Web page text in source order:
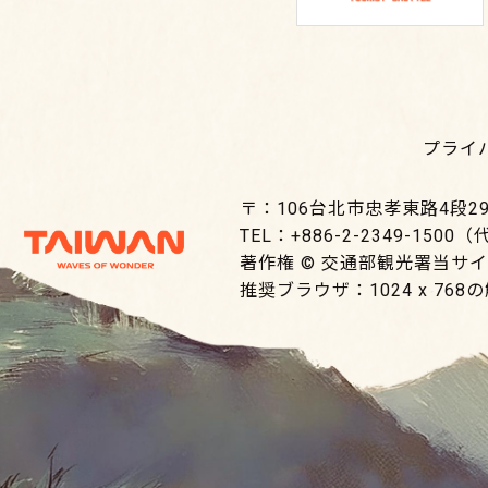
プライ
〒：106台北市忠孝東路4段
TEL：+886-2-2349-1500（
著作権 © 交通部観光署当サ
推奨ブラウザ：1024 x 768